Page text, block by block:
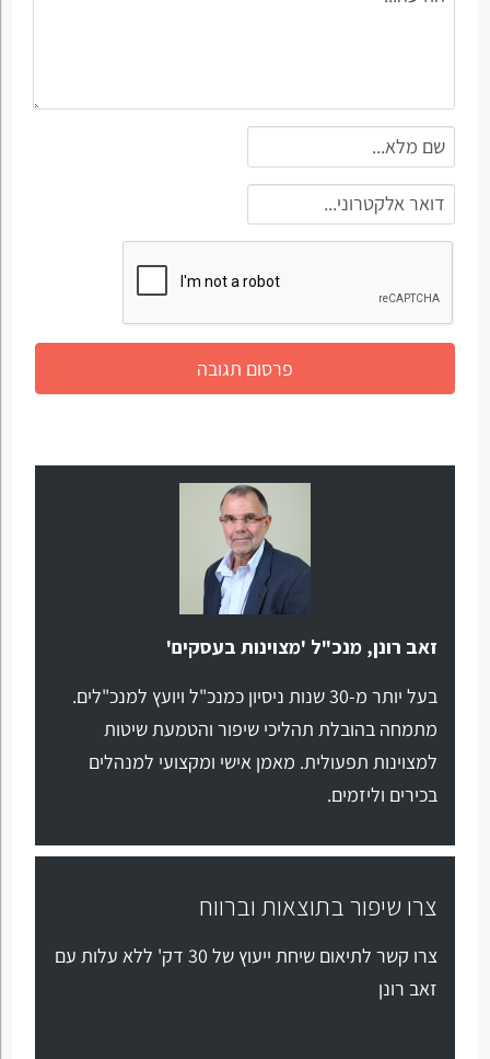
זאב רונן, מנכ"ל 'מצוינות בעסקים'
בעל יותר מ-30 שנות ניסיון כמנכ"ל ויועץ למנכ"לים.
מתמחה בהובלת תהליכי שיפור והטמעת שיטות
למצוינות תפעולית. מאמן אישי ומקצועי למנהלים
בכירים וליזמים.
צרו שיפור בתוצאות וברווח
צרו קשר לתיאום שיחת ייעוץ של 30 דק' ללא עלות עם
זאב רונן